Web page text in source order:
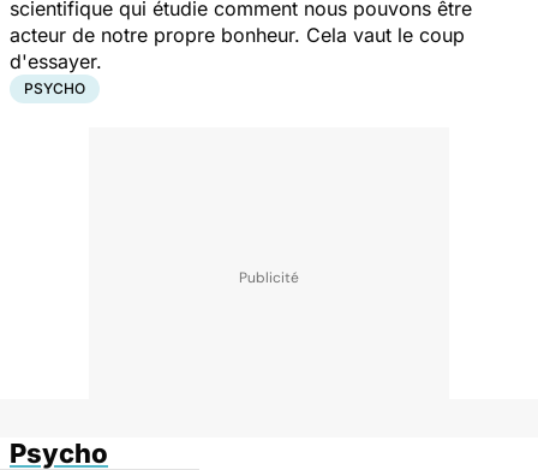
scientifique qui étudie comment nous pouvons être
acteur de notre propre bonheur. Cela vaut le coup
d'essayer.
PSYCHO
Psycho